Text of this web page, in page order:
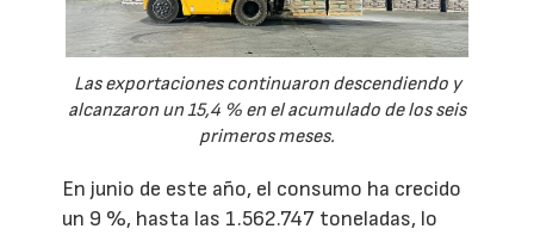
Las exportaciones continuaron descendiendo y
alcanzaron un 15,4 % en el acumulado de los seis
primeros meses.
En junio de este año, el consumo ha crecido
un 9 %, hasta las 1.562.747 toneladas, lo